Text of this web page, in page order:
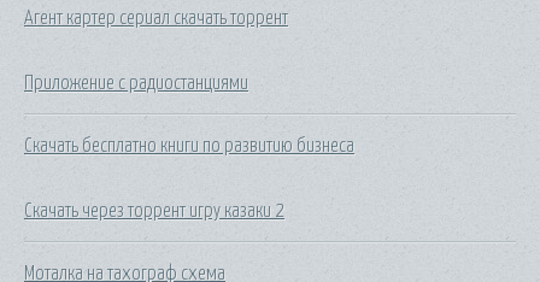
Агент картер сериал скачать торрент
Приложение с радиостанциями
Скачать бесплатно книги по развитию бизнеса
Скачать через торрент игру казаки 2
Моталка на тахограф схема